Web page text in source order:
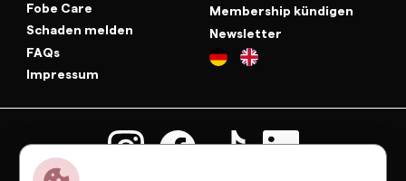
Fobe Care
Schaden melden
FAQs
Impressum
Membership kündigen
Newsletter